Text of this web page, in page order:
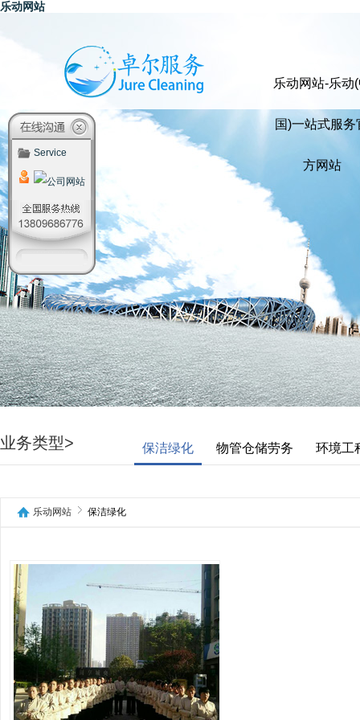
Service
乐动网站
乐动网站-乐动
国)一站式服务
方网站
业务类型> 保洁绿化 物管仓储劳务 环境工
乐动网站 保洁绿化